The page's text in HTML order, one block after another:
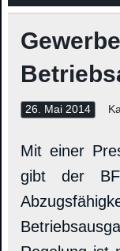
26. Mai 2014
Mit einer
gibt der